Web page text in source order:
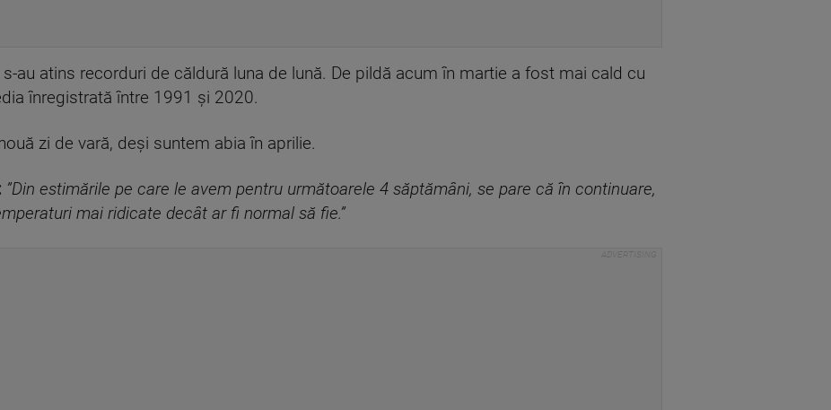
au atins recorduri de căldură luna de lună. De pildă acum în martie a fost mai cald cu
înregistrată între 1991 și 2020.
zi de vară, deşi suntem abia în aprilie.
”Din estimările pe care le avem pentru următoarele 4 săptămâni, se pare că în continuare,
mai ridicate decât ar fi normal să fie.”